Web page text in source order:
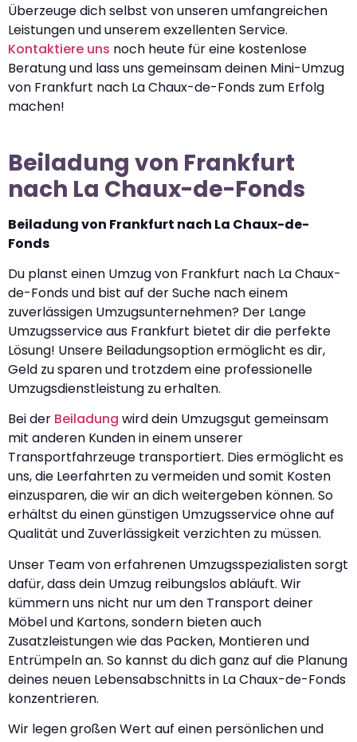
Überzeuge dich selbst von unseren umfangreichen
Leistungen und unserem exzellenten Service.
Kontaktiere uns noch heute für eine kostenlose
Beratung und lass uns gemeinsam deinen Mini-Umzug
von Frankfurt nach La Chaux-de-Fonds zum Erfolg
machen!
Beiladung von Frankfurt
nach La Chaux-de-Fonds
Beiladung von Frankfurt nach La Chaux-de-
Fonds
Du planst einen Umzug von Frankfurt nach La Chaux-
de-Fonds und bist auf der Suche nach einem
zuverlässigen Umzugsunternehmen? Der Lange
Umzugsservice aus Frankfurt bietet dir die perfekte
Lösung! Unsere Beiladungsoption ermöglicht es dir,
Geld zu sparen und trotzdem eine professionelle
Umzugsdienstleistung zu erhalten.
Bei der Beiladung wird dein Umzugsgut gemeinsam
mit anderen Kunden in einem unserer
Transportfahrzeuge transportiert. Dies ermöglicht es
uns, die Leerfahrten zu vermeiden und somit Kosten
einzusparen, die wir an dich weitergeben können. So
erhältst du einen günstigen Umzugsservice ohne auf
Qualität und Zuverlässigkeit verzichten zu müssen.
Unser Team von erfahrenen Umzugsspezialisten sorgt
dafür, dass dein Umzug reibungslos abläuft. Wir
kümmern uns nicht nur um den Transport deiner
Möbel und Kartons, sondern bieten auch
Zusatzleistungen wie das Packen, Montieren und
Entrümpeln an. So kannst du dich ganz auf die Planung
deines neuen Lebensabschnitts in La Chaux-de-Fonds
konzentrieren.
Wir legen großen Wert auf einen persönlichen und